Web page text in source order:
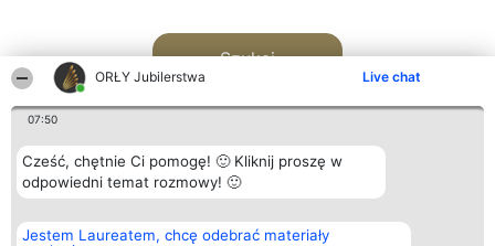
ORŁY Jubilerstwa Live chat
07:50
Cześć, chętnie Ci pomogę! 🙂 Kliknij proszę w
odpowiedni temat rozmowy! 🙂
Jestem Laureatem, chcę odebrać materiały
Szukaj
Organizator plebiscytu
Bright Side Solutions sp. z o.
Plebiscyt
Laureaci
Kontakt
Kontakt